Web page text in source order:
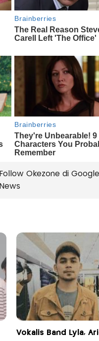
Follow Okezone di Google
News
Vokalis Band Lyla,